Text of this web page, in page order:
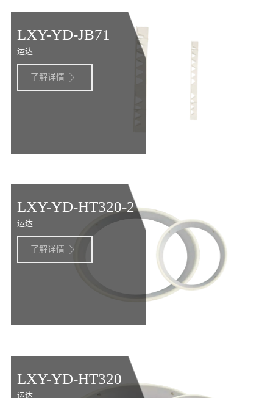
LXY-YD-JB71
运达
了解详情 
LXY-YD-HT320-2
运达
了解详情 
LXY-YD-HT320
运达